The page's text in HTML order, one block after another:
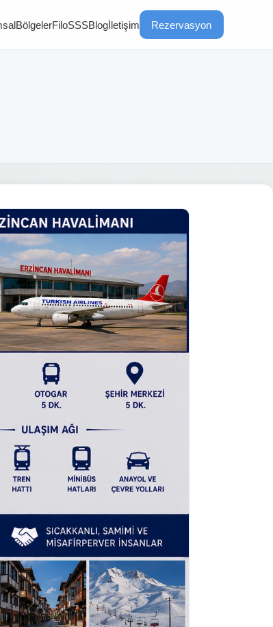
BölgelerFiloSSSBlogİletişim Rezervasyon